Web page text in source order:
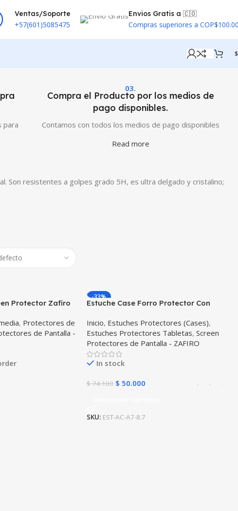
Ventas/Soporte
+57(601)5085475
Envios Gratis a 🇨🇴
Compras superiores a
$
para
03.
Compra el Producto por los medios de
pago disponibles.
Contamos con todos los medios de pago disponibles
Read more
Son resistentes a golpes grado 5H, es ultra delgado y cristalino;
Protector Zafiro
, Protectores de
de Pantalla -
-33%
Estuche Case Forro Protector Con
Lite 8.7 2021 T220 – T225
Inicio, Estuches Protectores (Cases),
Estuches Protectores Tabletas, Screen
Protectores de Pantalla - ZAFIRO
In stock
$74.100 $ 50.000
SKU: EST-AC-A7-8.7